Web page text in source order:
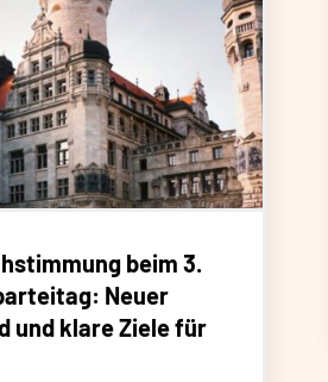
beim 3.
Neuer
und klare Ziele für